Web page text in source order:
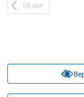
08 авг